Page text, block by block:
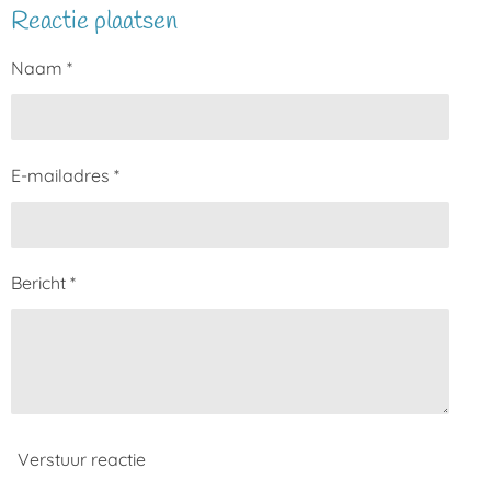
e
n
l
r
e
e
n
Reactie plaatsen
Naam *
E-mailadres *
Bericht *
Verstuur reactie